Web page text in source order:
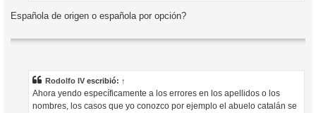
Española de origen o española por opción?
Rodolfo IV escribió: ↑
Ahora yendo específicamente a los errores en los apellidos o los
nombres, los casos que yo conozco por ejemplo el abuelo catalán se